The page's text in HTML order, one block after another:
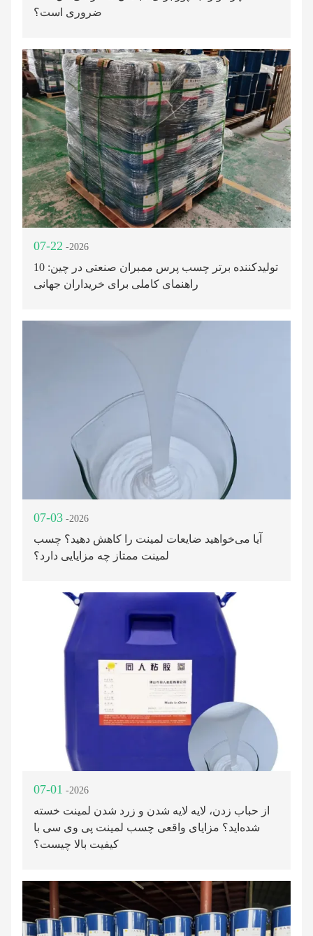
ضروری است؟
07-22 -2026
10 تولیدکننده برتر چسب پرس ممبران صنعتی در چین:
راهنمای کاملی برای خریداران جهانی
07-03 -2026
آیا می‌خواهید ضایعات لمینت را کاهش دهید؟ چسب
لمینت ممتاز چه مزایایی دارد؟
07-01 -2026
از حباب زدن، لایه لایه شدن و زرد شدن لمینت خسته
شده‌اید؟ مزایای واقعی چسب لمینت پی وی سی با
کیفیت بالا چیست؟